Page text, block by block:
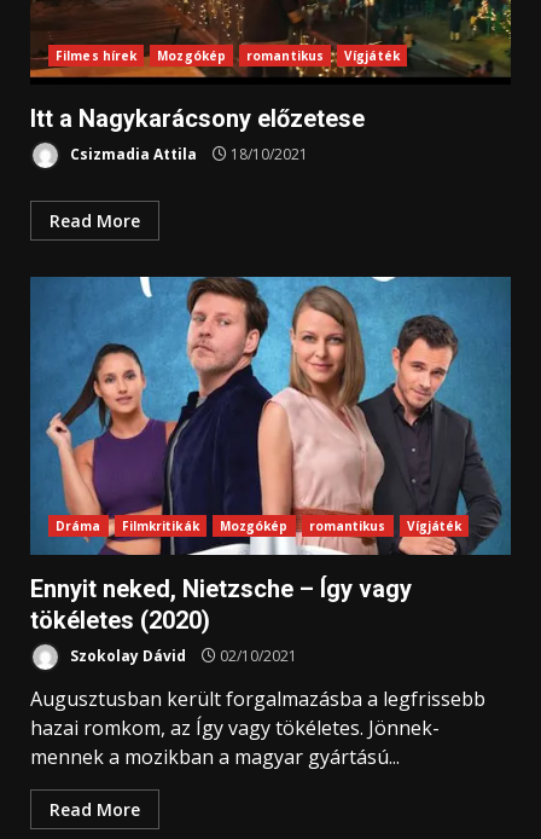
Filmes hírek Mozgókép romantikus Vígjáték
Itt a Nagykarácsony előzetese
Csizmadia Attila 18/10/2021
Read More
Dráma Filmkritikák Mozgókép romantikus Vígjáték
Ennyit neked, Nietzsche – Így vagy
tökéletes (2020)
Szokolay Dávid 02/10/2021
Augusztusban került forgalmazásba a legfrissebb
hazai romkom, az Így vagy tökéletes. Jönnek-
mennek a mozikban a magyar gyártású...
Read More